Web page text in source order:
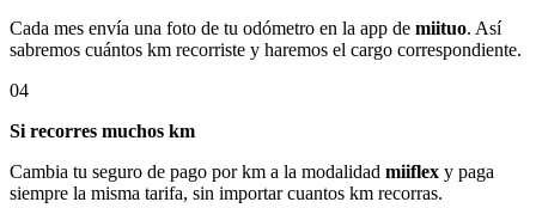
Cada mes envía una foto de tu odómetro en la app de miituo. Así
sabremos cuántos km recorriste y haremos el cargo correspondiente.
04
Si recorres muchos km
Cambia tu seguro de pago por km a la modalidad miiflex y paga
siempre la misma tarifa, sin importar cuantos km recorras.